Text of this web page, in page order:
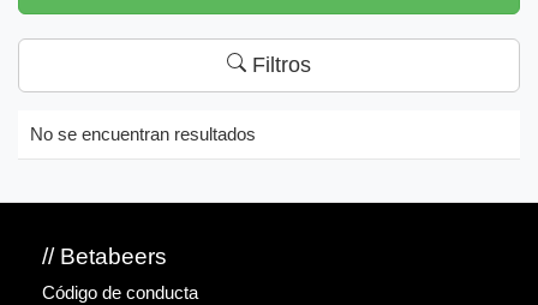
Filtros
No se encuentran resultados
// Betabeers
Código de conducta